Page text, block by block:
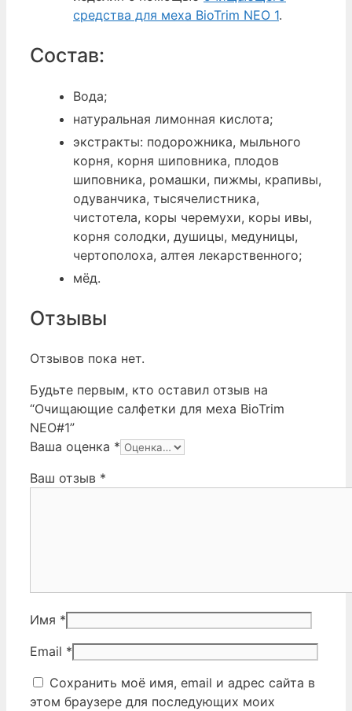
средства для меха BioTrim NEO 1.
Состав:
Вода;
натуральная лимонная кислота;
экстракты: подорожника, мыльного
корня, корня шиповника, плодов
шиповника, ромашки, пижмы, крапивы,
одуванчика, тысячелистника,
чистотела, коры черемухи, коры ивы,
корня солодки, душицы, медуницы,
чертополоха, алтея лекарственного;
мёд.
Отзывы
Отзывов пока нет.
Будьте первым, кто оставил отзыв на
“Очищающие салфетки для меха BioTrim
NEO#1”
Ваша оценка *
Ваш отзыв *
Имя *
Email *
Сохранить моё имя, email и адрес сайта в
этом браузере для последующих моих